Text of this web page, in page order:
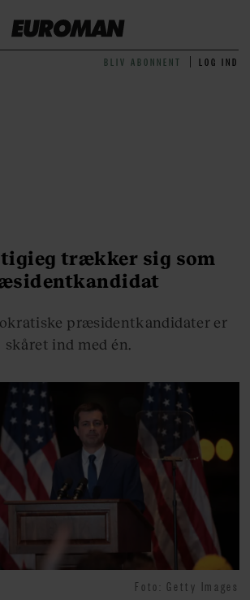
BLIV ABONNENT LOG IND
trækker sig som
præsidentkandidater er
skåret ind med én.
Foto: Getty Images